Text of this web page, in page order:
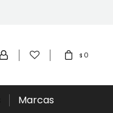
Marcas
$ 0